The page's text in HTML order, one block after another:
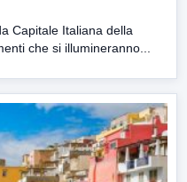
Capitale Italiana della
che si illumineranno...